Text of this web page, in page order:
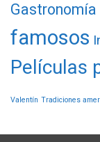
famosos
Películas
Valentín Tradiciones